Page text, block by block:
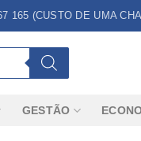
165 (CUSTO DE UMA
GESTÃO